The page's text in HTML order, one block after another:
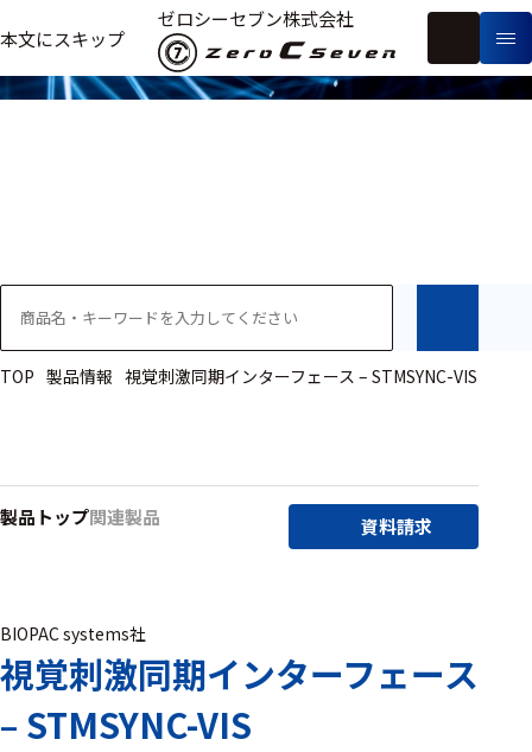
本文にスキップ
ゼロシーセブン株式会社
製
生
体
信
ー
フ
リ
ー
ワ
研究用
ヒト・人
類
ワイヤレス・無
線対応
製品情報
TOP 製品情報 視覚刺激同期インターフェース – STMSYNC-VIS
製品トップ関連製品 資料請求
BIOPAC systems社
視覚刺激同期インターフェース
– STMSYNC-VIS